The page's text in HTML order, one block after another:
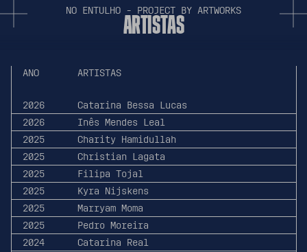
NO ENTUL HO - PROJECT BY ARTWORKS
ARTISTAS
ANO ARTISTAS
2026
Catarina Bessa Lucas
2026
Inês Mendes Leal
2025
Charity Hamidullah
2025
Christian Lagata
2025
Filipa Tojal
2025
Kyra Nijskens
2025
Marryam Moma
2025
Pedro Moreira
2024
Catarina Real